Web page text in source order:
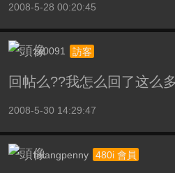
2008-5-28 00:20:45
zc0091 訪客
回帖么??我怎么回了这么
2008-5-30 14:29:47
huangpenny 480i 會員